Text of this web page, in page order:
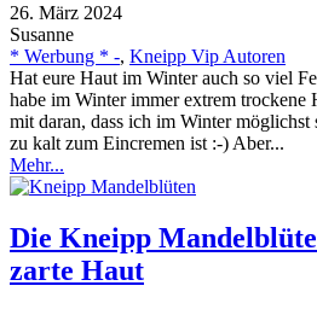
26. März 2024
Susanne
* Werbung * -, Kneipp Vip Autoren
Hat eure Haut im Winter auch so viel
habe im Winter immer extrem trockene
mit daran, dass ich im Winter möglichst
zu kalt zum Eincremen ist :-) Aber...
Mehr...
Die Kneipp
zarte Haut